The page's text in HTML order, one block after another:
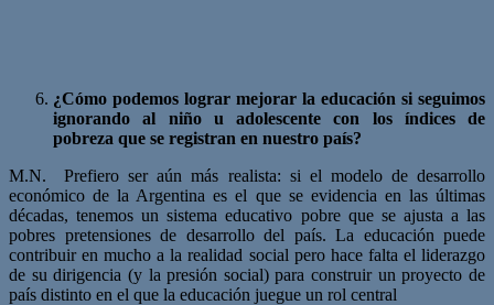
¿Cómo podemos lograr mejorar la educación si seguimos
ignorando al niño u adolescente con los índices de
pobreza que se registran en nuestro país?
M.N. Prefiero ser aún más realista: si el modelo de desarrollo
económico de la Argentina es el que se evidencia en las últimas
décadas, tenemos un sistema educativo pobre que se ajusta a las
pobres pretensiones de desarrollo del país. La educación puede
contribuir en mucho a la realidad social pero hace falta el liderazgo
de su dirigencia (y la presión social) para construir un proyecto de
país distinto en el que la educación juegue un rol central